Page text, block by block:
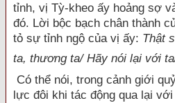
tỉnh, vị Tỳ-kheo ấy hoảng sợ
đó. Lời bộc bạch chân thành
tỏ sự tỉnh ngộ của vị ấy: Thật
ta, thương ta/ Hãy nói lại với
Có thể nói, trong cảnh giới
lực đôi khi tác động qua lại